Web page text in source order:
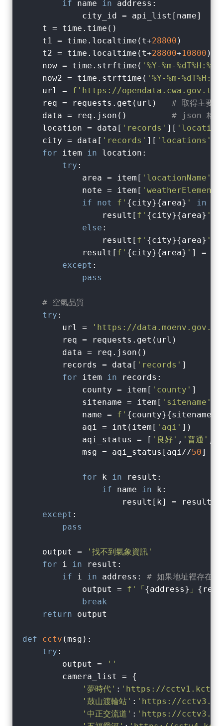
if name in address:
            city_id = api_list[name]
    t = time.time()
    t1 = time.localtime(t+
28800 )
    t2 = time.localtime(t+
28800+10800 )
    now = time.strftime(
'%Y-%m-
    now2 = time.strftime(
'%Y-%m-
    url =
f'https://
    req = requests.get(url)
# 取得主要縣
    data = req.json()
# json 格式
    location = data[
'records' ][
    city = data[
'records' ][ 'locations'
for item in location:
try :
            area = item[
'locationName'
            note = item[
'weatherElement'
if
not f' {city}{area} ' in
                result[
f' {city}{area} '
else :
                result[
f' {city}{area} '
            result[
f' {city}{area} ' ] =
except :
pass
# 空氣品質
try :
        url =
'https://data.moenv.gov.tw/
        req = requests.get(url)
        data = req.json()
        records = data[
'records' ]
for item in records:
            county = item[
'county'
            sitename = item[
'sitename'
            name =
f' {county}{sitename}
            aqi = int(item[
'aqi'
            aqi_status = [
'良好' , '普通'
            msg = aqi_status[aqi//
50
for k in result:
if name in k:
result[k] =
except :
pass
    output =
'找不到氣象資訊'
for i in result:
if i in address: # 如果地址裡存在
            output =
f'「{address} 」
break
return output
def cctv (msg ):
try :
        output =
''
        camera_list = {
'夢時代' : 'https://
'鼓山渡輪站' : 'https://
'中正交流道' : 'https://